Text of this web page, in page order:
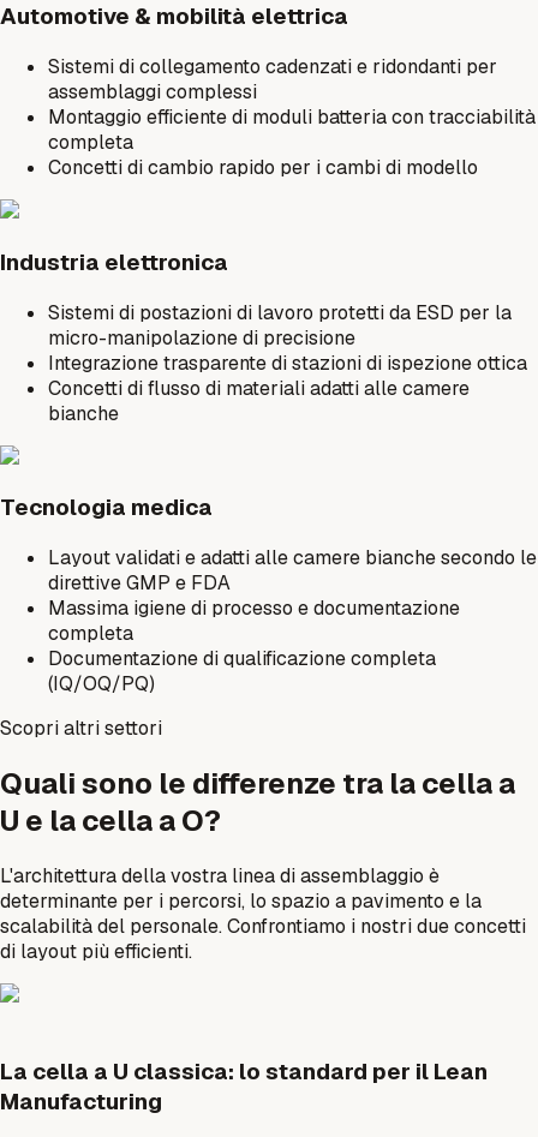
Automotive & mobilità elettrica
Sistemi di collegamento cadenzati e ridondanti per
assemblaggi complessi
Montaggio efficiente di moduli batteria con tracciabilità
completa
Concetti di cambio rapido per i cambi di modello
Industria elettronica
Sistemi di postazioni di lavoro protetti da ESD per la
micro-manipolazione di precisione
Integrazione trasparente di stazioni di ispezione ottica
Concetti di flusso di materiali adatti alle camere
bianche
Tecnologia medica
Layout validati e adatti alle camere bianche secondo le
direttive GMP e FDA
Massima igiene di processo e documentazione
completa
Documentazione di qualificazione completa
(IQ/OQ/PQ)
Scopri altri settori
Quali sono le differenze tra la cella a
U e la cella a O?
L'architettura della vostra linea di assemblaggio è
determinante per i percorsi, lo spazio a pavimento e la
scalabilità del personale. Confrontiamo i nostri due concetti
di layout più efficienti.
La cella a U classica: lo standard per il Lean
Manufacturing